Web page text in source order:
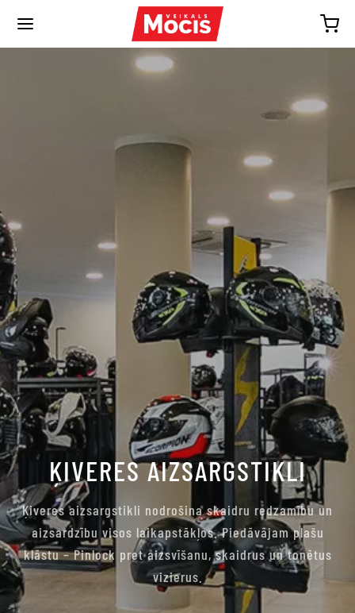
ĶIVERES AIZSARGSTIKLI
Ķiveres aizsargstikli nodrošina skaidru redzamību un
aizsardzību visos laikapstākļos. Piedāvājam plašu
klāstu – Pinlock pret aizsvīšanu, skaidrus un tonētus
vizierus.